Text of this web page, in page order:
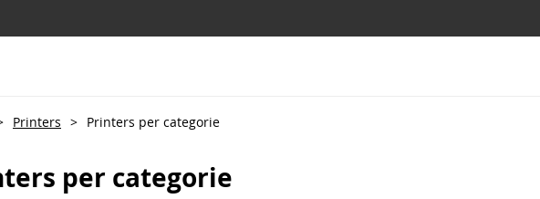
Printers > Printers per categorie
per categorie